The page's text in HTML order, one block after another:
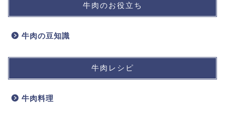
牛肉のお役立ち
牛肉の豆知識
牛肉レシピ
牛肉料理